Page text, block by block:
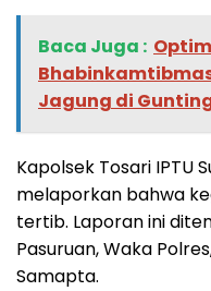
Baca Juga :
Jagung di
Kapolsek Tosari IPTU
melaporkan bahwa
tertib. Laporan ini
Pasuruan, Waka
Samapta.